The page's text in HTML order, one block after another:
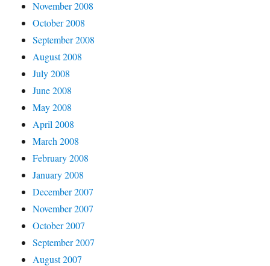
November 2008
October 2008
September 2008
August 2008
July 2008
June 2008
May 2008
April 2008
March 2008
February 2008
January 2008
December 2007
November 2007
October 2007
September 2007
August 2007